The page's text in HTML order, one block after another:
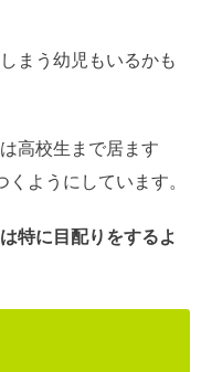
まう幼児もいるかも
高校生まで居ます
ようにしています。
特に目配りをするよ